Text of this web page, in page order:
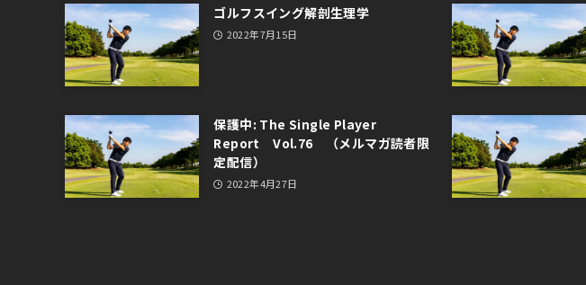
ゴルフスイング解剖生理学
2022年7月15日
保護中: The Single Player
Report Vol.76 （メルマガ読者限
定配信）
2022年4月27日